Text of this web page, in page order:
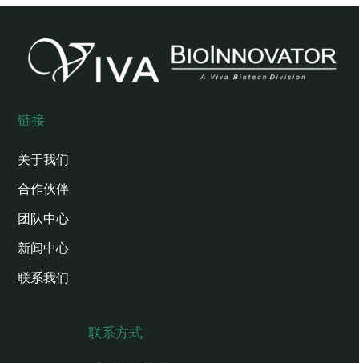
链接
关于我们
合作伙伴
团队中心
新闻中心
联系我们
联系方式